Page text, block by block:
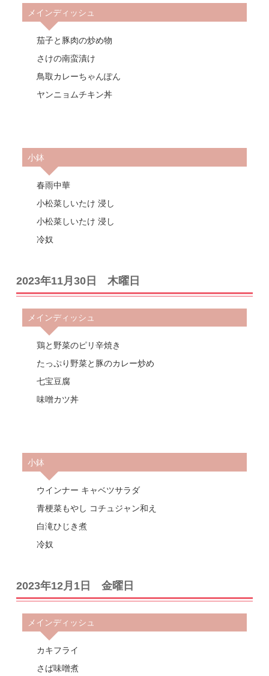
メインディッシュ
茄子と豚肉の炒め物
さけの南蛮漬け
鳥取カレーちゃんぽん
ヤンニョムチキン丼
小鉢
春雨中華
小松菜しいたけ 浸し
小松菜しいたけ 浸し
冷奴
2023年11月30日 木曜日
メインディッシュ
鶏と野菜のピリ辛焼き
たっぷり野菜と豚のカレー炒め
七宝豆腐
味噌カツ丼
小鉢
ウインナー キャベツサラダ
青梗菜もやし コチュジャン和え
白滝ひじき煮
冷奴
2023年12月1日 金曜日
メインディッシュ
カキフライ
さば味噌煮